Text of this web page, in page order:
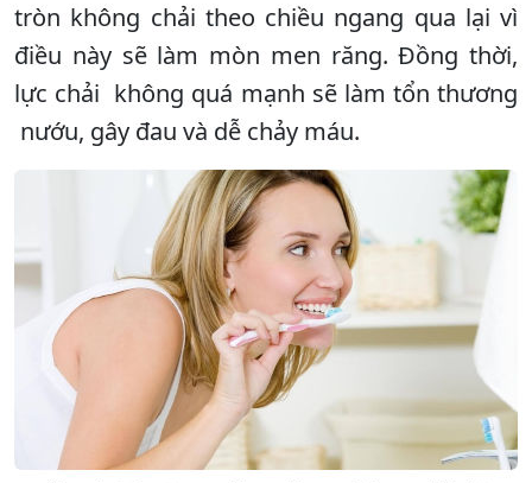
tròn không chải theo chiều ngang qua lại vì
điều này sẽ làm mòn men răng. Đồng thời,
lực chải không quá mạnh sẽ làm tổn thương
nướu, gây đau và dễ chảy máu.